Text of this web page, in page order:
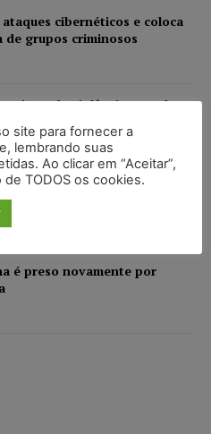
cibernéticos e coloca
de grupos criminosos
crimes de violência sexual
e ampliar
é preso novamente por
site para fornecer a
lembrando suas
Ao clicar em “Aceitar”,
TODOS os cookies.